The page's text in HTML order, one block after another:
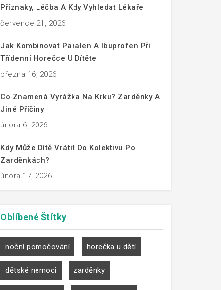
Příznaky, Léčba A Kdy Vyhledat Lékaře
července 21, 2026
Jak Kombinovat Paralen A Ibuprofen Při
Třídenní Horečce U Dítěte
března 16, 2026
Co Znamená Vyrážka Na Krku? Zarděnky A
Jiné Příčiny
února 6, 2026
Kdy Může Dítě Vrátit Do Kolektivu Po
Zarděnkách?
února 17, 2026
Oblíbené Štítky
noční pomočování horečka u dětí
dětské nemoci zarděnky